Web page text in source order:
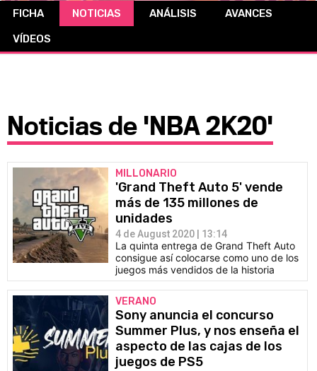
CÓMICS
FICHA NOTICIAS ANÁLISIS
AVANCES
VÍDEOS
Noticias de 'NBA 2K20'
MILLONARIO
'Grand Theft Auto 5' vende
más de 135 millones de
unidades
4 de August 2020 | 13:14
La quinta entrega de Grand Theft Auto
consigue así colocarse como uno de los
juegos más vendidos de la historia
VERANO
Sony anuncia el concurso
Summer Plus, y nos enseña el
aspecto de las cajas de los
juegos de PS5